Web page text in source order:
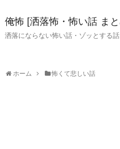
俺怖 [洒落怖・怖い話 ま
洒落にならない怖い話・ゾッとする
ホーム 怖くて悲しい話